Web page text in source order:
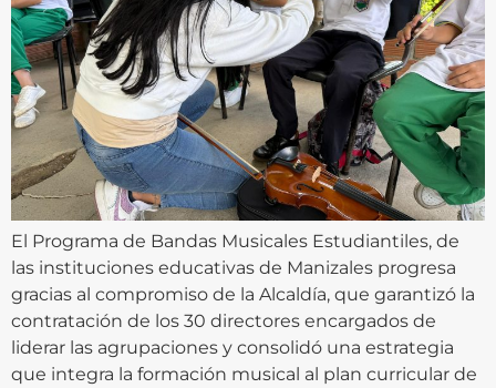
El Programa de Bandas Musicales Estudiantiles, de
las instituciones educativas de Manizales progresa
gracias al compromiso de la Alcaldía, que garantizó la
contratación de los 30 directores encargados de
liderar las agrupaciones y consolidó una estrategia
que integra la formación musical al plan curricular de